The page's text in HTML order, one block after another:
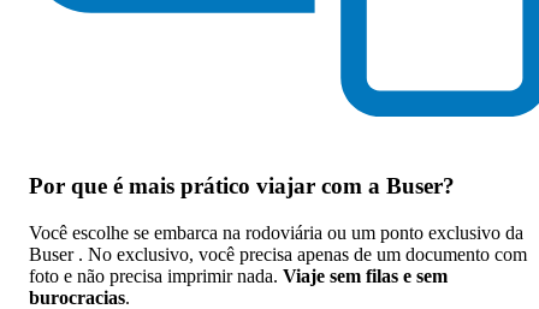
Por que é mais prático viajar com a Buser?
Você escolhe se embarca na rodoviária ou um ponto exclusivo da
Buser . No exclusivo, você precisa apenas de um documento com
foto e não precisa imprimir nada. Viaje sem filas e sem
burocracias.